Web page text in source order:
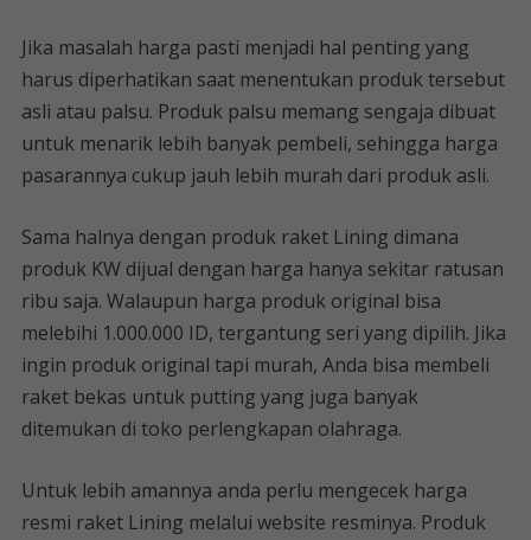
Jika masalah harga pasti menjadi hal penting yang
harus diperhatikan saat menentukan produk tersebut
asli atau palsu. Produk palsu memang sengaja dibuat
untuk menarik lebih banyak pembeli, sehingga harga
pasarannya cukup jauh lebih murah dari produk asli.
Sama halnya dengan produk raket Lining dimana
produk KW dijual dengan harga hanya sekitar ratusan
ribu saja. Walaupun harga produk original bisa
melebihi 1.000.000 ID, tergantung seri yang dipilih. Jika
ingin produk original tapi murah, Anda bisa membeli
raket bekas untuk putting yang juga banyak
ditemukan di toko perlengkapan olahraga.
Untuk lebih amannya anda perlu mengecek harga
resmi raket Lining melalui website resminya. Produk